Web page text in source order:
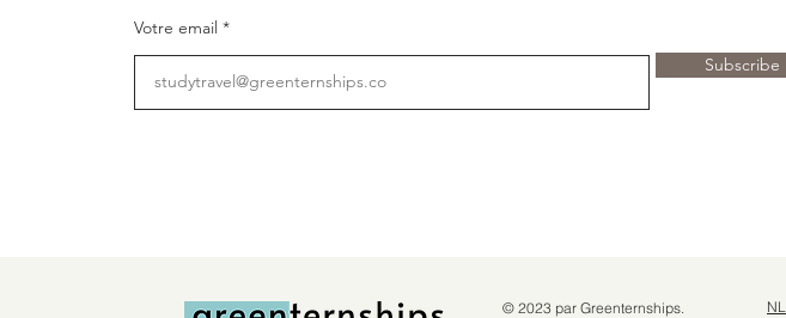
Votre email
Subscribe
© 2023 par Greenternships.